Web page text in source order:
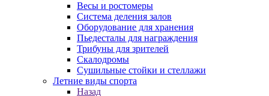
Весы и ростомеры
Система деления залов
Оборудование для хранения
Пьедесталы для награждения
Трибуны для зрителей
Скалодромы
Сушильные стойки и стеллажи
Летние виды спорта
Назад